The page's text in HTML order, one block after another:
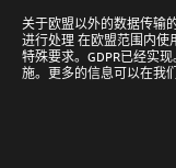
接收新闻通讯
Cookie设置
关于欧盟以外的数据传输
进行处理 在欧盟范围内使
特殊要求。GDPR已经实
施。更多的信息可以在我